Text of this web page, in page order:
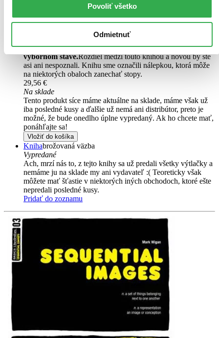
Povoliť všetko
Odmietnuť
product design. This book reveals how designers can learn to read
Túto knihu sme vykúpili cezKnihovrátoka je vo
výbornom stave.Rozdiel medzi touto knihou a novou by ste
asi ani nespoznali. Knihu sme označili nálepkou, ktorá môže
na niektorých obaloch zanechať stopy.
29,56 €
Na sklade
Tento produkt síce máme aktuálne na sklade, máme však už
iba posledné kusy a ďalšie už nemá ani distribútor, preto je
možné, že bude onedlho úplne vypredaný. Ak ho chcete mať,
ponáhľajte sa!
Vložiť do košíka
Knihabrožovaná väzba
Vypredané
Ach, mrzí nás to, z tejto knihy sa už predali všetky výtlačky a
nemáme ju na sklade my ani vydavateľ :( Teoreticky však
môžete mať šťastie v niektorých iných obchodoch, ktoré ešte
nepredali posledné kusy.
Pridať do zoznamu